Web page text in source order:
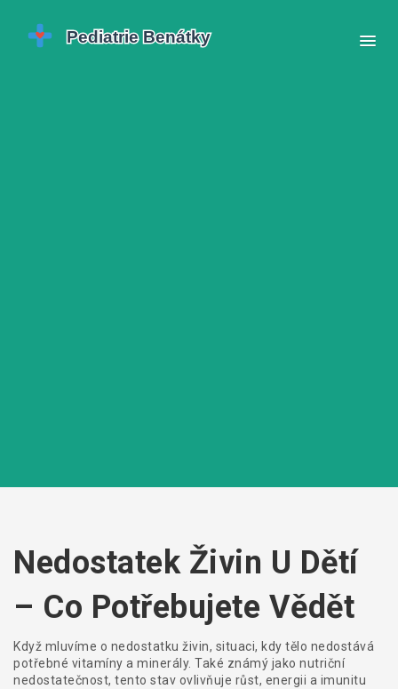
Nedostatek Živin U Dětí
– Co Potřebujete Vědět
Když mluvíme o nedostatku živin, situaci, kdy tělo nedostává
potřebné vitamíny a minerály. Také známý jako nutriční
nedostatečnost, tento stav ovlivňuje růst, energii a imunitu